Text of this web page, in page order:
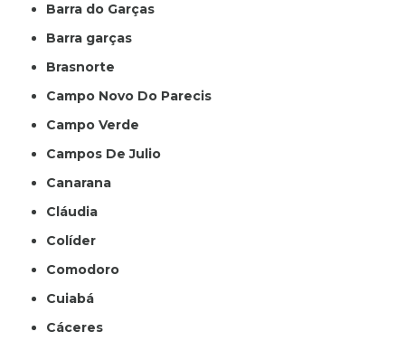
Barra do Garças
Barra garças
Brasnorte
Campo Novo Do Parecis
Campo Verde
Campos De Julio
Canarana
Cláudia
Colíder
Comodoro
Cuiabá
Cáceres